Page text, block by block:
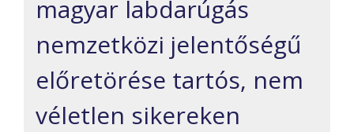
magyar labdarúgás
nemzetközi jelentőségű
előretörése tartós, nem
véletlen sikereken